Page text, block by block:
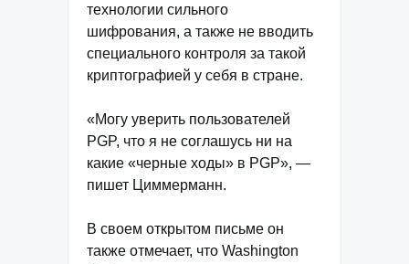
технологии сильного
шифрования, а также не вводить
специального контроля за такой
криптографией у себя в стране.
«Могу уверить пользователей
PGP, что я не соглашусь ни на
какие «черные ходы» в PGP», —
пишет Циммерманн.
В своем открытом письме он
также отмечает, что Washington